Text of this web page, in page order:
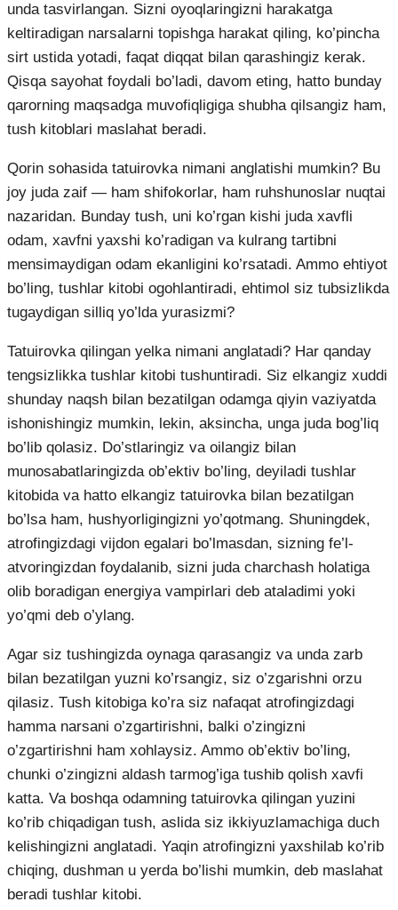
unda tasvirlangan. Sizni oyoqlaringizni harakatga
keltiradigan narsalarni topishga harakat qiling, ko’pincha
sirt ustida yotadi, faqat diqqat bilan qarashingiz kerak.
Qisqa sayohat foydali bo’ladi, davom eting, hatto bunday
qarorning maqsadga muvofiqligiga shubha qilsangiz ham,
tush kitoblari maslahat beradi.
Qorin sohasida tatuirovka nimani anglatishi mumkin? Bu
joy juda zaif — ham shifokorlar, ham ruhshunoslar nuqtai
nazaridan. Bunday tush, uni ko’rgan kishi juda xavfli
odam, xavfni yaxshi ko’radigan va kulrang tartibni
mensimaydigan odam ekanligini ko’rsatadi. Ammo ehtiyot
bo’ling, tushlar kitobi ogohlantiradi, ehtimol siz tubsizlikda
tugaydigan silliq yo’lda yurasizmi?
Tatuirovka qilingan yelka nimani anglatadi? Har qanday
tengsizlikka tushlar kitobi tushuntiradi. Siz elkangiz xuddi
shunday naqsh bilan bezatilgan odamga qiyin vaziyatda
ishonishingiz mumkin, lekin, aksincha, unga juda bog’liq
bo’lib qolasiz. Do’stlaringiz va oilangiz bilan
munosabatlaringizda ob’ektiv bo’ling, deyiladi tushlar
kitobida va hatto elkangiz tatuirovka bilan bezatilgan
bo’lsa ham, hushyorligingizni yo’qotmang. Shuningdek,
atrofingizdagi vijdon egalari bo’lmasdan, sizning fe’l-
atvoringizdan foydalanib, sizni juda charchash holatiga
olib boradigan energiya vampirlari deb ataladimi yoki
yo’qmi deb o’ylang.
Agar siz tushingizda oynaga qarasangiz va unda zarb
bilan bezatilgan yuzni ko’rsangiz, siz o’zgarishni orzu
qilasiz. Tush kitobiga ko’ra siz nafaqat atrofingizdagi
hamma narsani o’zgartirishni, balki o’zingizni
o’zgartirishni ham xohlaysiz. Ammo ob’ektiv bo’ling,
chunki o’zingizni aldash tarmog’iga tushib qolish xavfi
katta. Va boshqa odamning tatuirovka qilingan yuzini
ko’rib chiqadigan tush, aslida siz ikkiyuzlamachiga duch
kelishingizni anglatadi. Yaqin atrofingizni yaxshilab ko’rib
chiqing, dushman u yerda bo’lishi mumkin, deb maslahat
beradi tushlar kitobi.